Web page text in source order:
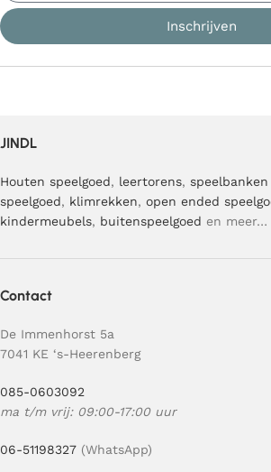
Inschrijven
JINDL
Houten speelgoed, leertorens, speelbanken
speelgoed, klimrekken, open ended
kindermeubels, buitenspeelgoed en meer…
Contact
De Immenhorst 5a
7041 KE ‘s-Heerenberg
085-0603092
ma t/m vrij: 09:00-17:00 uur
06-51198327 (WhatsApp)